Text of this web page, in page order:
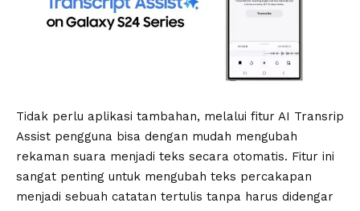
Tidak perlu aplikasi tambahan, melalui fitur AI Transrip
Assist pengguna bisa dengan mudah mengubah
rekaman suara menjadi teks secara otomatis. Fitur ini
sangat penting untuk mengubah teks percakapan
menjadi sebuah catatan tertulis tanpa harus didengar